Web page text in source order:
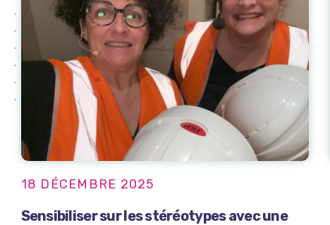
18 DÉCEMBRE 2025
Sensibiliser sur les stéréotypes avec une